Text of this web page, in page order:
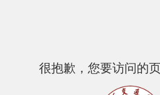
很抱歉，您要访问的